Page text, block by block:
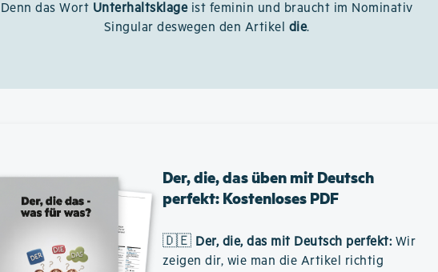
Denn das Wort Unterhaltsklageist feminin und braucht im Nominativ
Singular deswegen den Artikel die.
Der, die, das üben mit Deutsch
perfekt: Kostenloses PDF
🇩🇪 Der, die, das mit Deutsch perfekt: Wir
zeigen dir, wie man die Artikel richtig